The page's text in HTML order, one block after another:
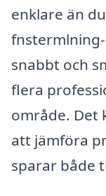
enklare än
snabbt och
flera
område. Det
att jämföra
sparar både